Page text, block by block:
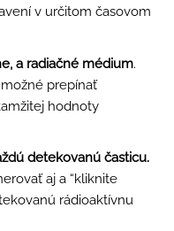
v určitom časovom
a radiačné médium.
možné prepínať
hodnoty
detekovanú časticu.
aj a “kliknite
rádioaktívnu